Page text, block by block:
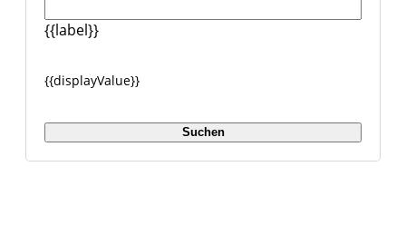
{{label}}
{{displayValue}}
Suchen